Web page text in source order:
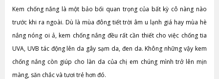
Kem chống nắng là một bảo bối quan trọng của bất kỳ cô nàng nào
trước khi ra ngoài. Dù là mùa đông tiết trời âm u lạnh giá hay mùa hè
nắng nóng oi ả, kem chống nắng đều rất cần thiết cho việc chống tia
UVA, UVB tác động lên da gây sạm da, đen da. Không những vậy kem
chống nắng còn giúp cho làn da của chị em chúng mình trở lên mịn
màng, săn chắc và tươi trẻ hơn đó.